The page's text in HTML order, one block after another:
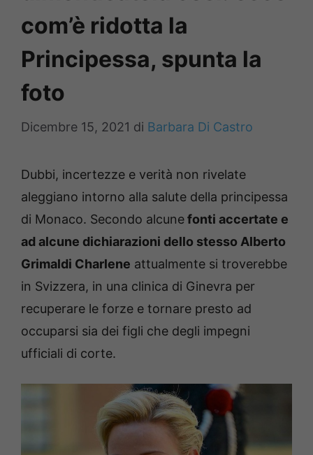
com’è ridotta la
Principessa, spunta la
foto
Dicembre 15, 2021 di Barbara Di Castro
Dubbi, incertezze e verità non rivelate
aleggiano intorno alla salute della principessa
di Monaco. Secondo alcunefonti accertate e
ad alcune dichiarazioni dello stesso Alberto
Grimaldi Charlene attualmente si troverebbe
in Svizzera, in una clinica di Ginevra per
recuperare le forze e tornare presto ad
occuparsi sia dei figli che degli impegni
ufficiali di corte.